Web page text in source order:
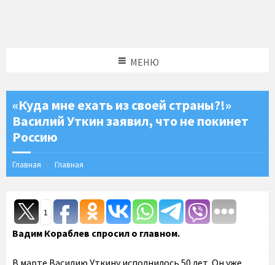
МЕНЮ
«Куда мне ехать из своей страны?!»
Василий Уткин заявил, что не покинет
Россию
Главная Главная
1
Вадим Кораблев спросил о главном.
В марте Василию Уткину исполнилось 50 лет. Он уже